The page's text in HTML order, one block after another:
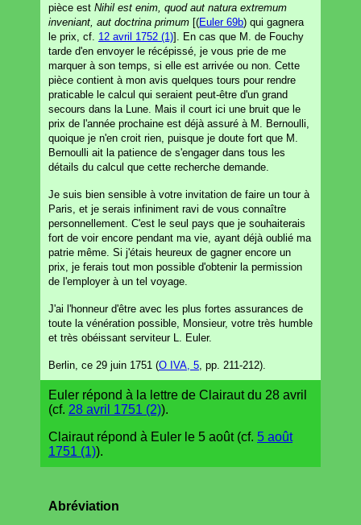
pièce est Nihil est enim, quod aut natura extremum
inveniant, aut doctrina primum [(Euler 69b) qui gagnera
le prix, cf. 12 avril 1752 (1)]. En cas que M. de Fouchy
tarde d'en envoyer le récépissé, je vous prie de me
marquer à son temps, si elle est arrivée ou non. Cette
pièce contient à mon avis quelques tours pour rendre
praticable le calcul qui seraient peut-être d'un grand
secours dans la Lune. Mais il court ici une bruit que le
prix de l'année prochaine est déjà assuré à M. Bernoulli,
quoique je n'en croit rien, puisque je doute fort que M.
Bernoulli ait la patience de s'engager dans tous les
détails du calcul que cette recherche demande.
Je suis bien sensible à votre invitation de faire un tour à
Paris, et je serais infiniment ravi de vous connaître
personnellement. C'est le seul pays que je souhaiterais
fort de voir encore pendant ma vie, ayant déjà oublié ma
patrie même. Si j'étais heureux de gagner encore un
prix, je ferais tout mon possible d'obtenir la permission
de l'employer à un tel voyage.
J'ai l'honneur d'être avec les plus fortes assurances de
toute la vénération possible, Monsieur, votre très humble
et très obéissant serviteur L. Euler.
Berlin, ce 29 juin 1751 (O IVA, 5 , pp. 211-212).
Euler répond à la lettre de Clairaut du 28 avril
(cf. 28 avril 1751 (2)).
Clairaut répond à Euler le 5 août (cf. 5 août
1751 (1)).
Abréviation